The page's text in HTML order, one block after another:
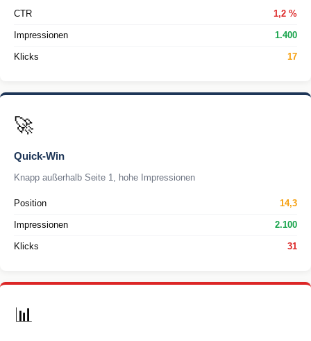
CTR 1,2 %
Impressionen 1.400
Klicks 17
🚀
Quick-Win
Knapp außerhalb Seite 1, hohe Impressionen
Position 14,3
Impressionen 2.100
Klicks 31
📊